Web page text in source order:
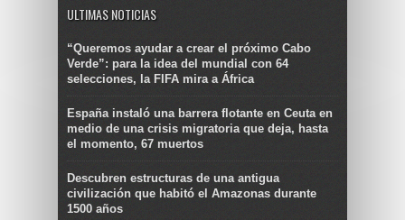
ULTIMAS NOTICIAS
“Queremos ayudar a crear el próximo Cabo
Verde”: para la idea del mundial con 64
selecciones, la FIFA mira a África
España instaló una barrera flotante en Ceuta en
medio de una crisis migratoria que deja, hasta
el momento, 67 muertos
Descubren estructuras de una antigua
civilización que habitó el Amazonas durante
1500 años